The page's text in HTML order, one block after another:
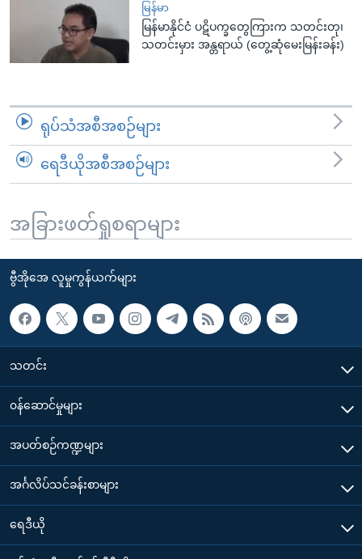
မြန်မာ
မြန်မာနိုင်ငံ ပဋိပက္ခတွေကြားက သတင်းတု၊
သတင်းမှား အန္တရာယ် (တွေ့ဆုံမေးမြန်းခန်း)
ရုပ်သံအစီအစဉ်များ
ရေဒီယိုအစီအစဉ်များ
အခြားဖတ်ရှုစရာများ
ဗွီအိုအေ လူမှုကွန်ယက်များ
သတင်း
၀န်ဆောင်မှုများ
အပတ်စဉ်ကဏ္ဍများ
အင်္ဂလိပ်သင်ခန်းစာများ
ရေဒီယို